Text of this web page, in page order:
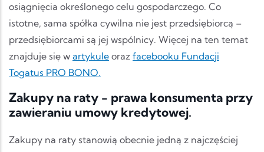
osiągnięcia określonego celu gospodarczego. Co
istotne, sama spółka cywilna nie jest przedsiębiorcą –
przedsiębiorcami są jej wspólnicy. Więcej na ten temat
znajduje się w artykule oraz facebooku Fundacji
Togatus PRO BONO.
Zakupy na raty - prawa konsumenta przy
zawieraniu umowy kredytowej.
Zakupy na raty stanowią obecnie jedną z najczęściej